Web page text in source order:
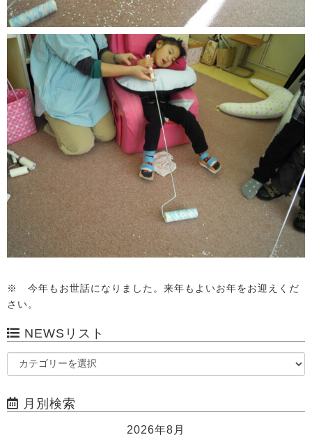
※ 今年もお世話になりました。来年もよいお年をお迎えくだ
さい。
NEWSリスト
月別検索
2026年8月